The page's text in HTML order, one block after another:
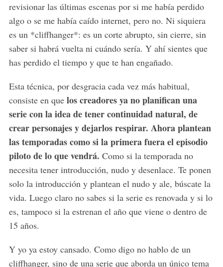
revisionar las últimas escenas por si me había perdido
algo o se me había caído internet, pero no. Ni siquiera
es un *cliffhanger*: es un corte abrupto, sin cierre, sin
saber si habrá vuelta ni cuándo sería. Y ahí sientes que
has perdido el tiempo y que te han engañado.
Esta técnica, por desgracia cada vez más habitual,
consiste en quelos creadores ya no planifican una
serie con la idea de tener continuidad natural, de
crear personajes y dejarlos respirar. Ahora plantean
las temporadas como si la primera fuera el episodio
piloto de lo que vendrá. Como si la temporada no
necesita tener introducción, nudo y desenlace. Te ponen
solo la introducción y plantean el nudo y ale, búscate la
vida. Luego claro no sabes si la serie es renovada y si lo
es, tampoco si la estrenan el año que viene o dentro de
15 años.
Y yo ya estoy cansado. Como digo no hablo de un
cliffhanger, sino de una serie que aborda un único tema
S
e
a
r
h
f